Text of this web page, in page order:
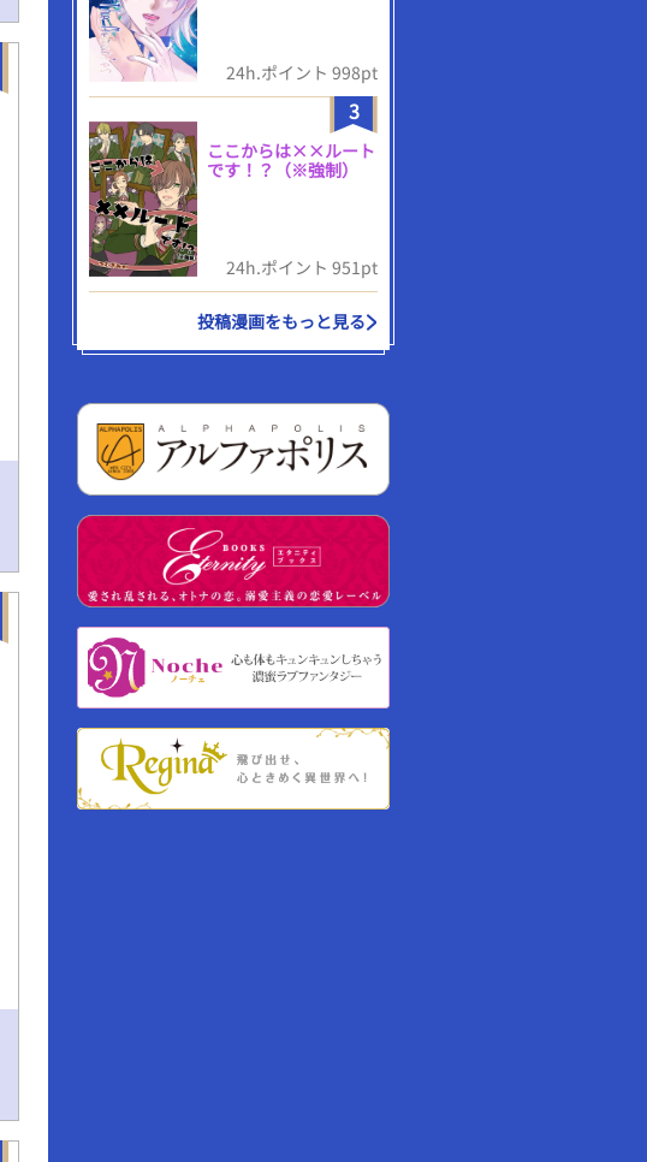
24h.ポイント 998pt
3
ここからは××ルート
です！？（※強制）
24h.ポイント 951pt
投稿漫画をもっと見る